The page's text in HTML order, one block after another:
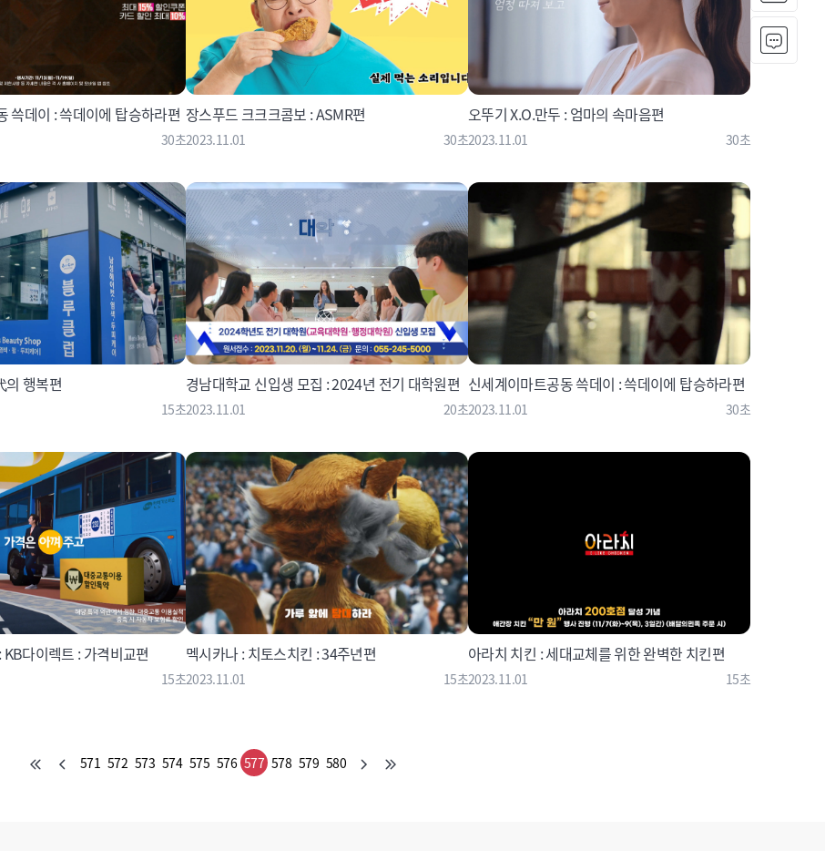
쓱데이 : 쓱데이에 탑승하라편
30초
장스푸드 크크크콤보 : ASMR편
2023.11.01 30초
오뚜기 X.O.만두 : 엄마의 속마음편
2023.11.01 30초
의 행복편
15초
경남대학교 신입생 모집 : 2024년 전기 대학원편
2023.11.01 20초
신세계이마트공동 쓱데이 : 쓱데이에 탑승하라편
2023.11.01 30초
다이렉트 : 가격비교편
15초
멕시카나 : 치토스치킨 : 34주년편
2023.11.01 15초
아라치 치킨 : 세대교체를 위한 완벽한 치킨편
2023.11.01 15초
571 572 573 574 575 576 577 578 579 580